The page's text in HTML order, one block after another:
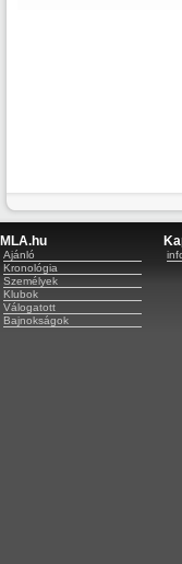
MLA.hu
Ajánló
Kronológia
Személyek
Klubok
Válogatott
Bajnokságok